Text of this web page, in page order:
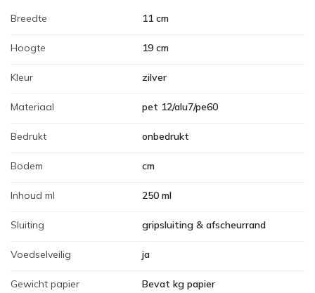
Breedte 11 cm
Hoogte 19 cm
Kleur zilver
Materiaal pet 12/alu7/pe60
Bedrukt onbedrukt
Bodem cm
Inhoud ml 250 ml
Sluiting gripsluiting & afscheurrand
Voedselveilig ja
Gewicht papier Bevat kg papier